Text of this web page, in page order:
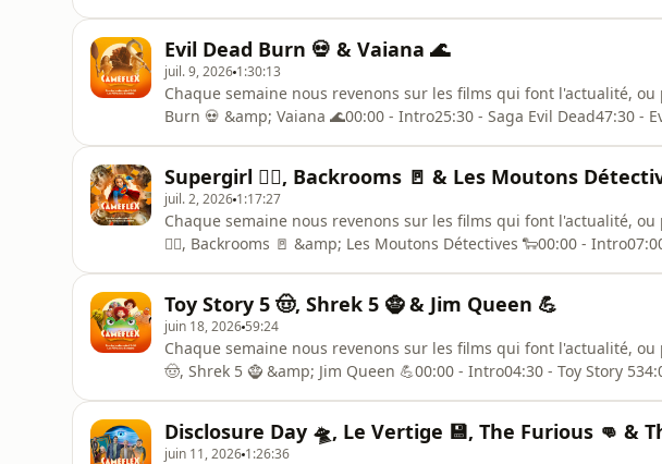
https://www.cameflex-boutique.com/Avec : Tom Grossin, Nicolas
acast.com/privacy pour p
Evil Dead Burn 💀 & Vaiana 🌊
juil. 9, 2026 1:30:13
Chaque semaine nous revenons sur les films qui font l'actualité, ou
Burn 💀 &amp; Vaiana 🌊00:00 - Intro25:30 - Saga Evil Dead47:30 -
boutique.com/Avec : Tom Grossin, Nico
Supergirl 🦸‍♀️, Backrooms 🚪 & Les Moutons
juil. 2, 2026 1:17:27
Chaque semaine nous revenons sur les films qui font l'actualité,
🦸‍♀️, Backrooms 🚪 &amp; Les Moutons Détectives 🐑00:00 -
Twitter : https://x.com/CameflexLive📺 YouTube : https://
https://www.cameflex-bo
Toy Story 5 🤠, Shrek 5 🧌 & Jim Queen 💪
juin 18, 2026 59:24
Chaque semaine nous revenons sur les films qui font l'actualité, ou
🤠, Shrek 5 🧌 &amp; Jim Queen 💪00:00 - Intro04:30 - Toy Story
boutique.com/Avec : Tom Grossin, Ni
Disclosure Day 🛸, Le Vertige 💾, The Furious 👊 &
juin 11, 2026 1:26:36